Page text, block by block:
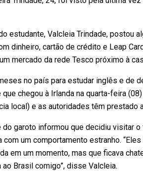
estudante, Valcleia Trindade, postou
dinheiro, cartão de crédito e Leap
mercado da rede Tesco próximo à
no país para estudar inglês e de
chegou à Irlanda na quarta-feira
local) e as autoridades têm prestado
do garoto informou que decidiu visitar
com um comportamento estranho.
em um momento, mas que ficava
Brasil comigo”, disse Valcleia.